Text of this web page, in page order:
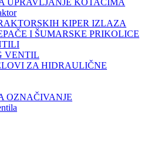
UPRAVLJANJE KOTAČIMA
KIPER IZLAZA
I ŠUMARSKE PRIKOLICE
VENTIL
ZA HIDRAULIČNE
OZNAČIVANJE